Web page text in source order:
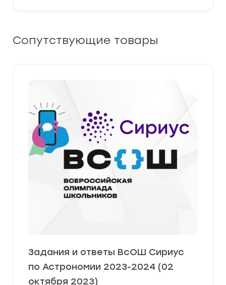
Сопутствующие товары
Задания и ответы ВсОШ Сириус
по Астрономии 2023-2024 (02
октября 2023)